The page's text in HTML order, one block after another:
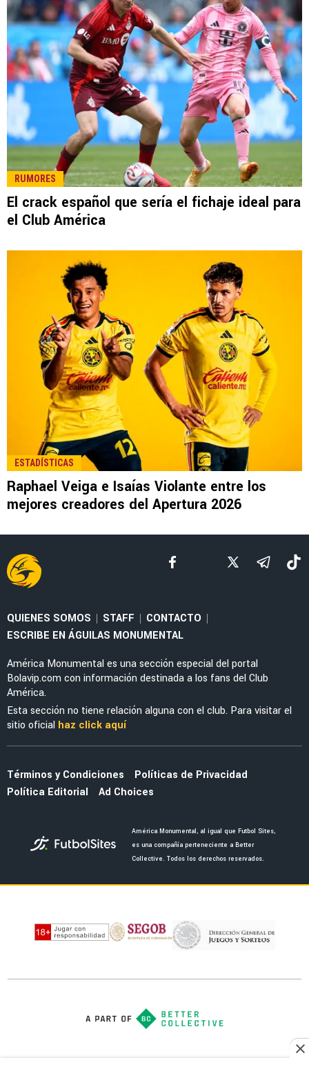
LEE TAMBIÉN
NOTICIAS
La alineación del América de Guillermo
Almada con el refuerzo Óscar Perea
La fecha en la que saldrán los uniformes del